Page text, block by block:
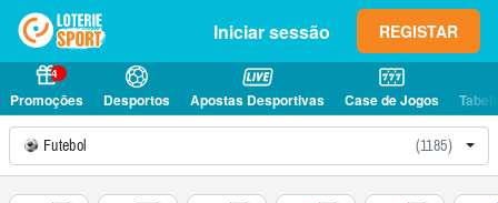
Iniciar sessão REGISTAR
4
Promoções Desportos Apostas Desportivas Case de Jogos
Futebol (1185)